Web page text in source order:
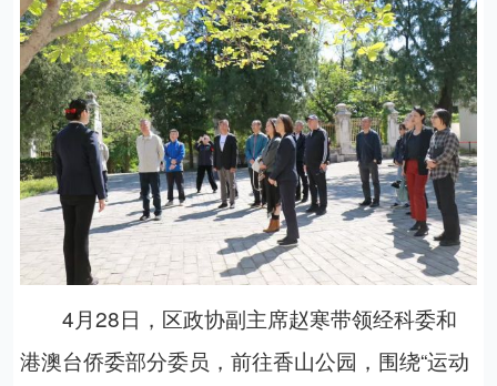
4月28日，区政协副主席赵寒带领经科委和
港澳台侨委部分委员，前往香山公园，围绕“运动